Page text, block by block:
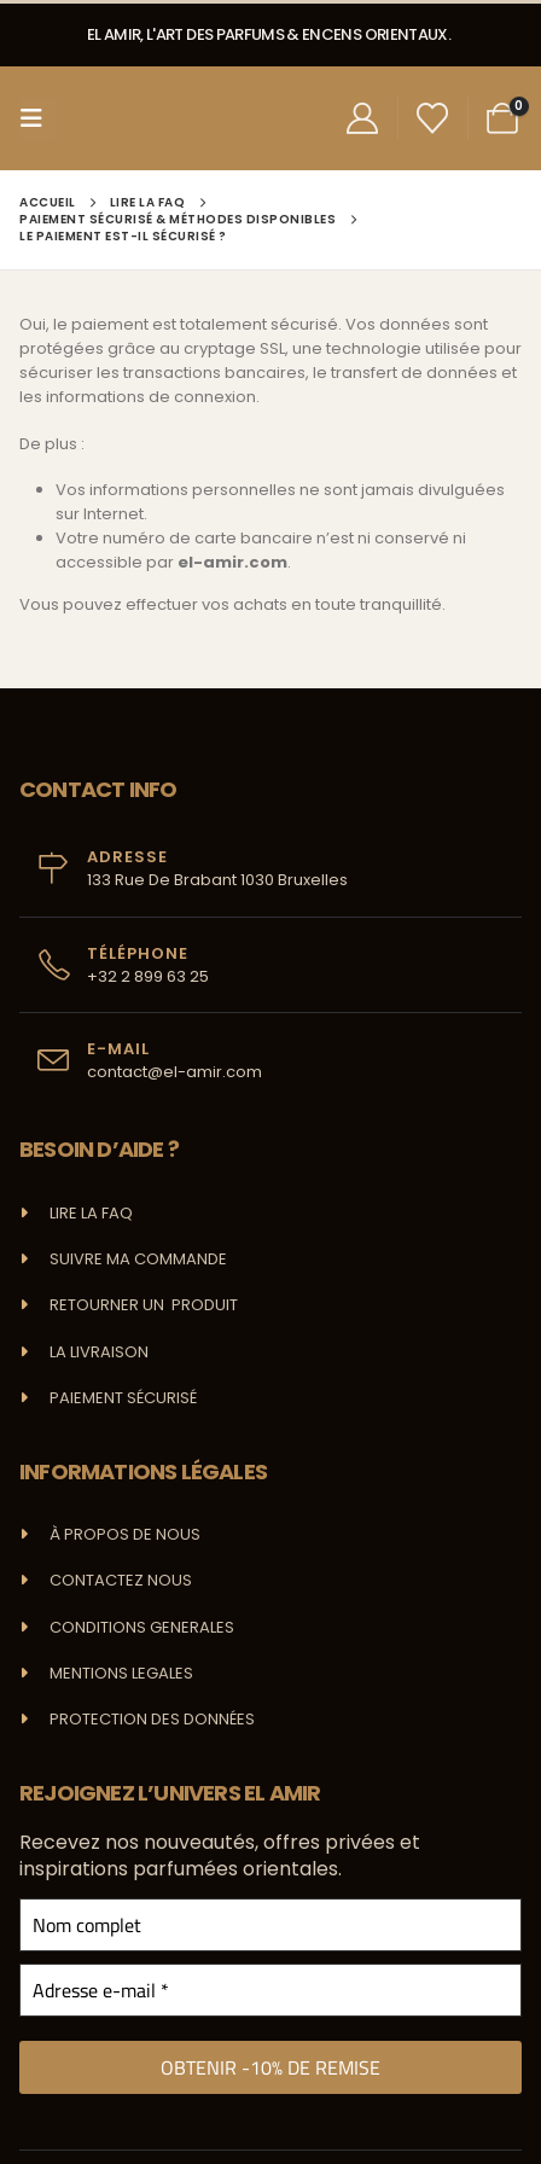
EL AMIR, L'ART DES PARFUMS & ENCENS ORIENTAUX.
0
ACCUEIL
LIRE LA FAQ
PAIEMENT SÉCURISÉ & MÉTHODES DISPONIBLES
LE PAIEMENT EST-IL SÉCURISÉ ?
Oui, le paiement est totalement sécurisé. Vos données sont
protégées grâce au cryptage SSL, une technologie utilisée pour
sécuriser les transactions bancaires, le transfert de données et
les informations de connexion.
De plus :
Vos informations personnelles ne sont jamais divulguées
sur Internet.
Votre numéro de carte bancaire n’est ni conservé ni
accessible par el-amir.com.
Vous pouvez effectuer vos achats en toute tranquillité.
CONTACT INFO
ADRESSE
133 Rue De Brabant 1030 Bruxelles
TÉLÉPHONE
+32 2 899 63 25
E-MAIL
contact@el-amir.com
BESOIN D’AIDE ?
LIRE LA FAQ
SUIVRE MA COMMANDE
RETOURNER UN PRODUIT
LA LIVRAISON
PAIEMENT SÉCURISÉ
INFORMATIONS LÉGALES
À PROPOS DE NOUS
CONTACTEZ NOUS
CONDITIONS GENERALES
MENTIONS LEGALES
PROTECTION DES DONNÉES
REJOIGNEZ L’UNIVERS EL AMIR
Recevez nos nouveautés, offres privées et
inspirations parfumées orientales.